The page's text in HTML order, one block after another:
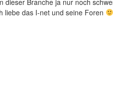
liebe das I-net und seine Foren